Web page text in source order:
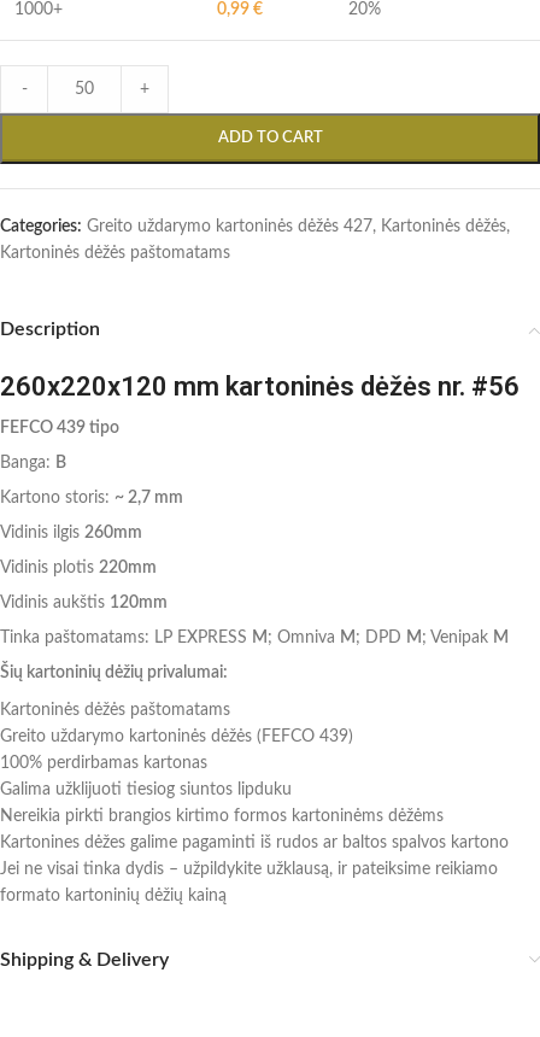
1000+ 0,99 € 20%
- +
ADD TO CART
Categories: Greito uždarymo kartoninės dėžės 427, Kartoninės dėžės,
Kartoninės dėžės paštomatams
Description
260x220x120 mm kartoninės dėžės nr. #56
FEFCO 439 tipo
Banga: B
Kartono storis: ~ 2,7 mm
Vidinis ilgis 260mm
Vidinis plotis 220mm
Vidinis aukštis 120mm
Tinka paštomatams: LP EXPRESS M ; Omniva M ; DPD M ; Venipak M
Šių kartoninių dėžių privalumai:
Kartoninės dėžės paštomatams
Greito uždarymo kartoninės dėžės (FEFCO 439)
100% perdirbamas kartonas
Galima užklijuoti tiesiog siuntos lipduku
Nereikia pirkti brangios kirtimo formos kartoninėms dėžėms
Kartonines dėžes galime pagaminti iš rudos ar baltos spalvos kartono
Jei ne visai tinka dydis – užpildykite užklausą, ir pateiksime reikiamo
formato kartoninių dėžių kainą
Shipping & Delivery